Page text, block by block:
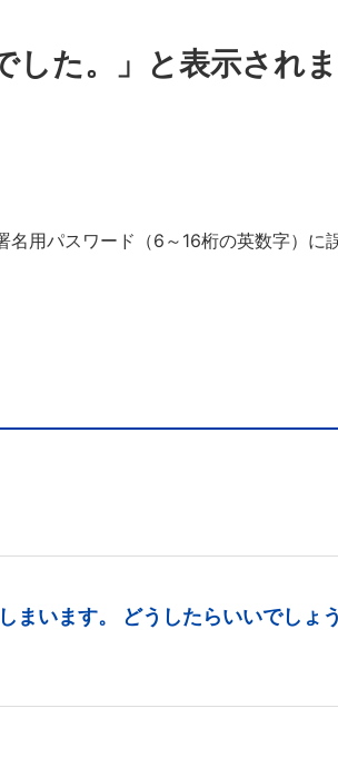
した。」と表示され
用パスワード（6～16桁の英数字）に
まいます。 どうしたらいいでしょう